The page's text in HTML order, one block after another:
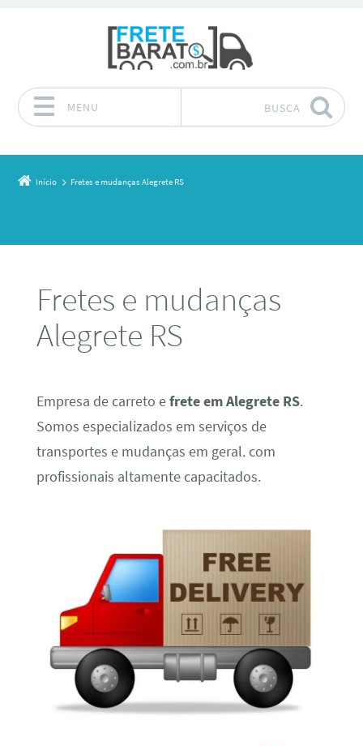
MENU BUSCA
Início Fretes e mudanças Alegrete RS
Fretes e mudanças
Alegrete RS
Empresa de carreto efrete em Alegrete RS.
Somos especializados em serviços de
transportes e mudanças em geral. com
profissionais altamente capacitados.